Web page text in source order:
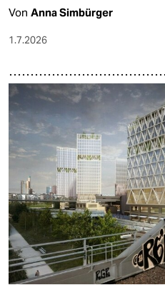
Von Anna Simbürger
1.7.2026